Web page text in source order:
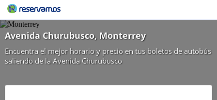
Avenida Churubusco, Monterrey
Encuentra el mejor horario y precio en tus boletos de autobús
saliendo de la Avenida Churubusco